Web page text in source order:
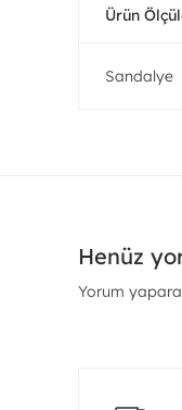
Ürün
Sandalye
Henüz
Yorum